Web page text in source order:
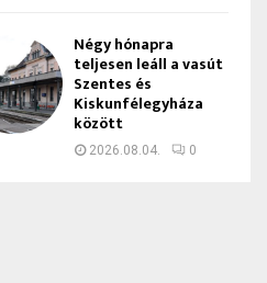
Négy hónapra
teljesen leáll a vasút
Szentes és
Kiskunfélegyháza
között
2026.08.04. 0